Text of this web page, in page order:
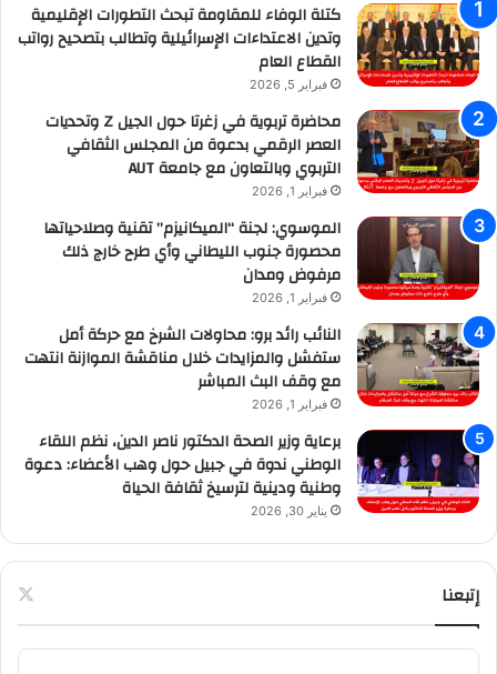
كتلة الوفاء للمقاومة تبحث التطورات الإقليمية
وتدين الاعتداءات الإسرائيلية وتطالب بتصحيح رواتب
القطاع العام
فبراير 5, 2026
محاضرة تربوية في زغرتا حول الجيل Z وتحديات
العصر الرقمي بدعوة من المجلس الثقافي
التربوي وبالتعاون مع جامعة AUT
فبراير 1, 2026
الموسوي: لجنة “الميكانيزم” تقنية وصلاحياتها
محصورة جنوب الليطاني وأي طرح خارج ذلك
مرفوض ومدان
فبراير 1, 2026
النائب رائد برو: محاولات الشرخ مع حركة أمل
ستفشل والمزايدات خلال مناقشة الموازنة انتهت
مع وقف البث المباشر
فبراير 1, 2026
برعاية وزير الصحة الدكتور ناصر الدين، نظم اللقاء
الوطني ندوة في جبيل حول وهب الأعضاء: دعوة
وطنية ودينية لترسيخ ثقافة الحياة
يناير 30, 2026
إتبعنا